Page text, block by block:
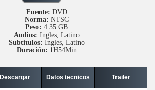
Fuente: DVD
Norma: NTSC
Peso: 4.35 GB
Audios: Ingles, Latino
Subtitulos: Ingles, Latino
Duración: 1H54Min
Descargar Datos tecnicos Trailer